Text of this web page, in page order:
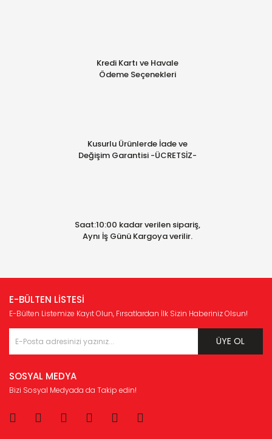
Kredi Kartı ve Havale
Ödeme Seçenekleri
Kusurlu Ürünlerde İade ve
Değişim Garantisi -ÜCRETSİZ-
Saat:10:00 kadar verilen sipariş,
Aynı İş Günü Kargoya verilir.
E-BÜLTEN LİSTESİ
E-Bülten Listemize Kayıt Olun, Fırsatlardan İlk Sizin Haberiniz Olsun!
ÜYE OL
SOSYAL MEDYA
Bizi Sosyal Medyada da Takip edin!